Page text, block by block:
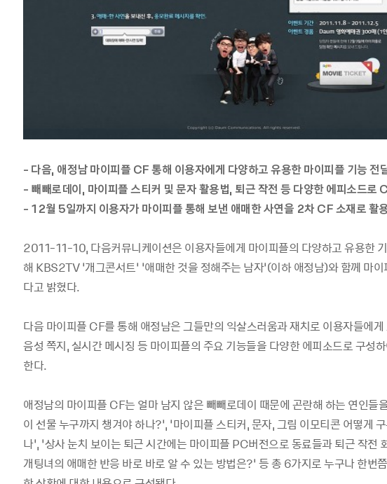
- 다음, 애정남 마이피플 CF 통해 이용자에게 다양하고 유용한 마이피플 기능 전
- 빼빼로데이, 마이피플 스티커 및 문자 활용법, 퇴근 작전 등 다양한 에피소드로
- 12월 5일까지 이용자가 마이피플 통해 보낸 애매한 사연을 2차 CF 소재로 활
2011-11-10, 다음커뮤니케이션은 이용자들에게 마이피플의 다양하고 유용한
해 KBS2TV ‘개그콘서트’ ‘애매한 것을 정해주는 남자’(이하 애정남)와 함께 마
다고 밝혔다.
다음 마이피플 CF를 통해 애정남은 그들만의 익살스러움과 재치로 이용자들에
음성 쪽지, 실시간 메시징 등 마이피플의 주요 기능들을 다양한 에피소드로 구성
한다.
애정남의 마이피플 CF는 얼마 남지 않은 빼빼로데이 때문에 곤란해 하는 연인들
이 선물 누구까지 챙겨야 하나?’, ‘마이피플 스티커, 문자, 그림 이모티콘 어떻게
나’, ‘상사 눈치 보이는 퇴근 시간에는 마이피플 PC버전으로 동료들과 퇴근 작전
개팅녀의 애매한 반응 바로 바로 알 수 있는 방법은?’ 등 총 6가지로 누구나 한번